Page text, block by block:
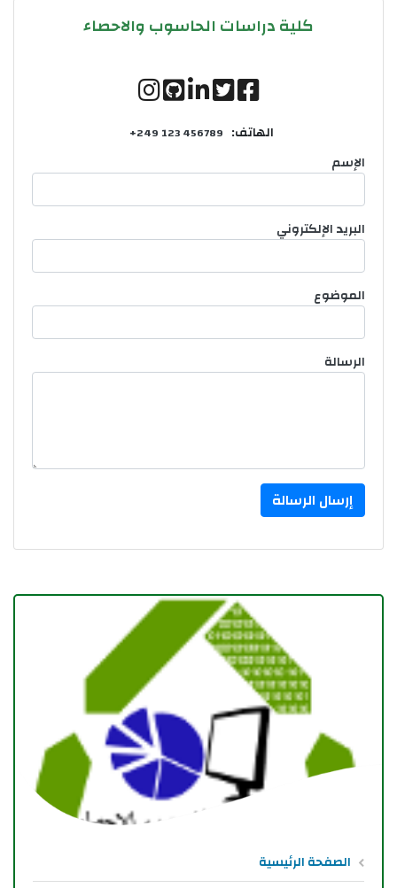
الصفحة الرئيسية
كلية دراسات الحاسوب والاحصاء
الهاتف: +249 123 456789
الإسم
البريد الإلكتروني
الموضوع
الرسالة